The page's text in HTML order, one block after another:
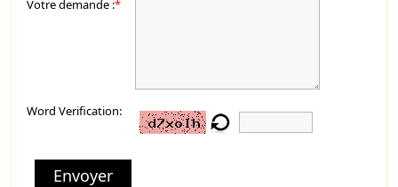
Votre demande :*
Word Verification:
Envoyer